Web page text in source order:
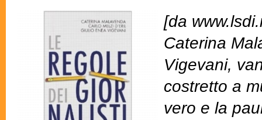
[da
Caterina
Vigevani,
costretto a
vero e la